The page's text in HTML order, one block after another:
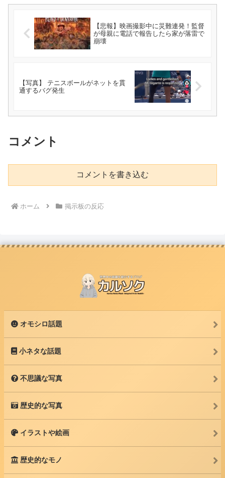
【悲報】映画撮影中に災難連発！監督
が母親に電話で報告したら家が落雷で
崩壊
【写真】 テニスボールがネットを貫
通するバグ発生
コメント
コメントを書き込む
ホーム 掲示板の反応
オモシロ話題
小ネタな話題
不思議な写真
歴史的な写真
イラストや絵画
歴史的なモノ